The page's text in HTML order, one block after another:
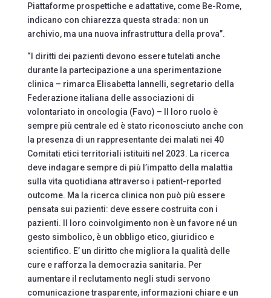
Piattaforme prospettiche e adattative, come Be-Rome,
indicano con chiarezza questa strada: non un
archivio, ma una nuova infrastruttura della prova”.
“I diritti dei pazienti devono essere tutelati anche
durante la partecipazione a una sperimentazione
clinica – rimarca Elisabetta Iannelli, segretario della
Federazione italiana delle associazioni di
volontariato in oncologia (Favo) – Il loro ruolo è
sempre più centrale ed è stato riconosciuto anche con
la presenza di un rappresentante dei malati nei 40
Comitati etici territoriali istituiti nel 2023. La ricerca
deve indagare sempre di più l’impatto della malattia
sulla vita quotidiana attraverso i patient-reported
outcome. Ma la ricerca clinica non può più essere
pensata sui pazienti: deve essere costruita con i
pazienti. Il loro coinvolgimento non è un favore né un
gesto simbolico, è un obbligo etico, giuridico e
scientifico. E’ un diritto che migliora la qualità delle
cure e rafforza la democrazia sanitaria. Per
aumentare il reclutamento negli studi servono
comunicazione trasparente, informazioni chiare e un